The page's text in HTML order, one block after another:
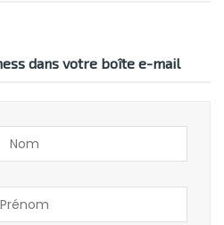
dans votre boîte e-mail